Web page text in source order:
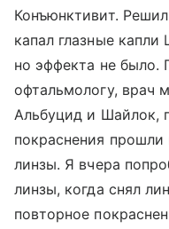
Конъюнктивит.
капал глазные
но эффекта не было.
офтальмологу, врач
Альбуцид и Шайлок,
покраснения
линзы. Я вчера
линзы, когда снял
повторное